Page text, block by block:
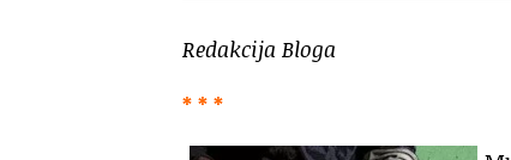
Redakcija Bloga
* * *